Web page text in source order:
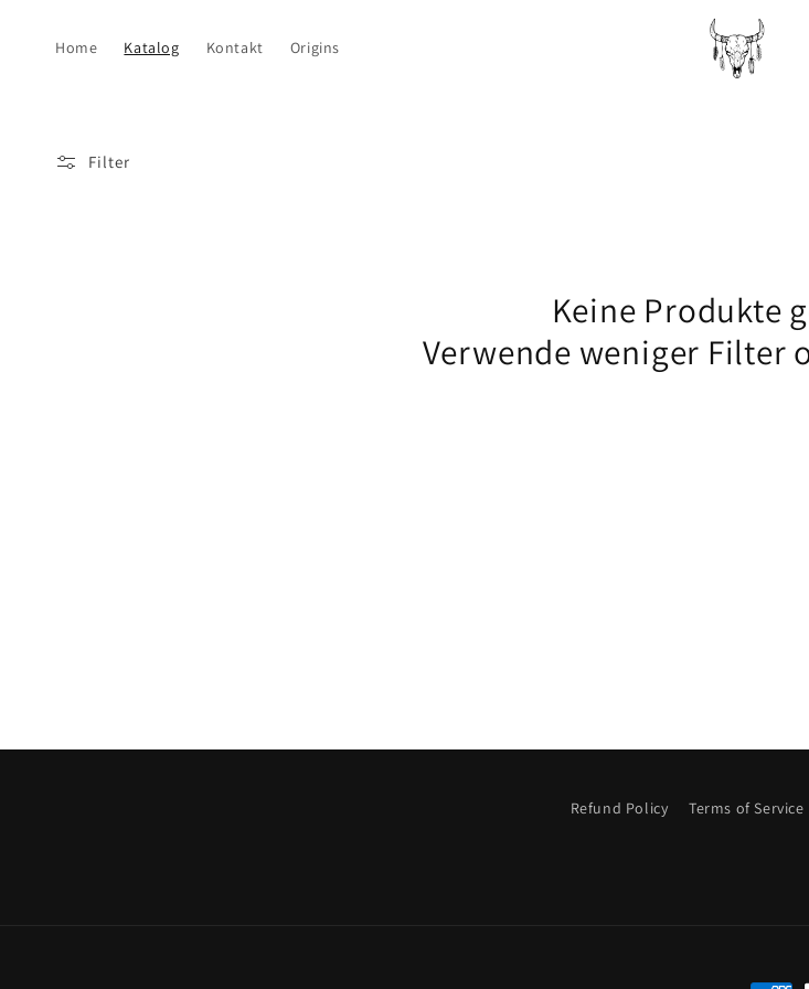
Inhalt
Home Katalog Kontakt Origins
Filter
Keine Produkte
Verwende weniger Filter
Refund Policy Terms of Service